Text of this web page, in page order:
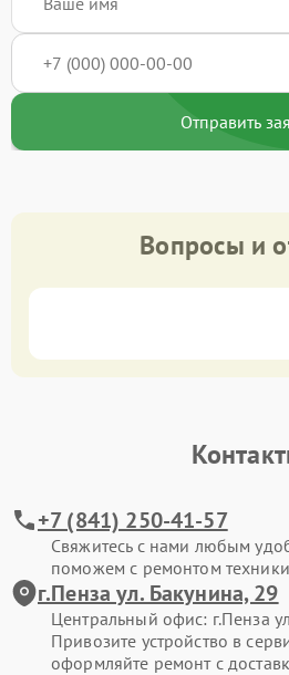
Отправить
Вопросы и
+7 (841) 250-41-57
Свяжитесь с нами любым
поможем с ремонтом
г.Пенза ул. Бакунина, 29
Центральный офис: г.Пенза
Привозите устройство в
оформляйте ремонт с